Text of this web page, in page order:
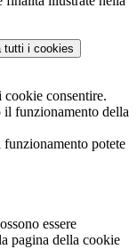
tutti i cookies
cookie consentire.
il funzionamento della
funzionamento potete
essere
pagina della cookie